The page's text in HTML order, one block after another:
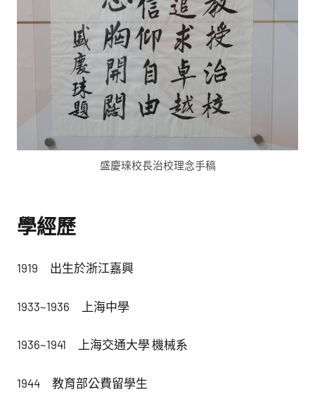
盛慶琜校長治校理念手稿
學經歷
1919 出生於浙江嘉興
1933~1936 上海中學
1936~1941 上海交通大學 機械系
1944 教育部公費留學生